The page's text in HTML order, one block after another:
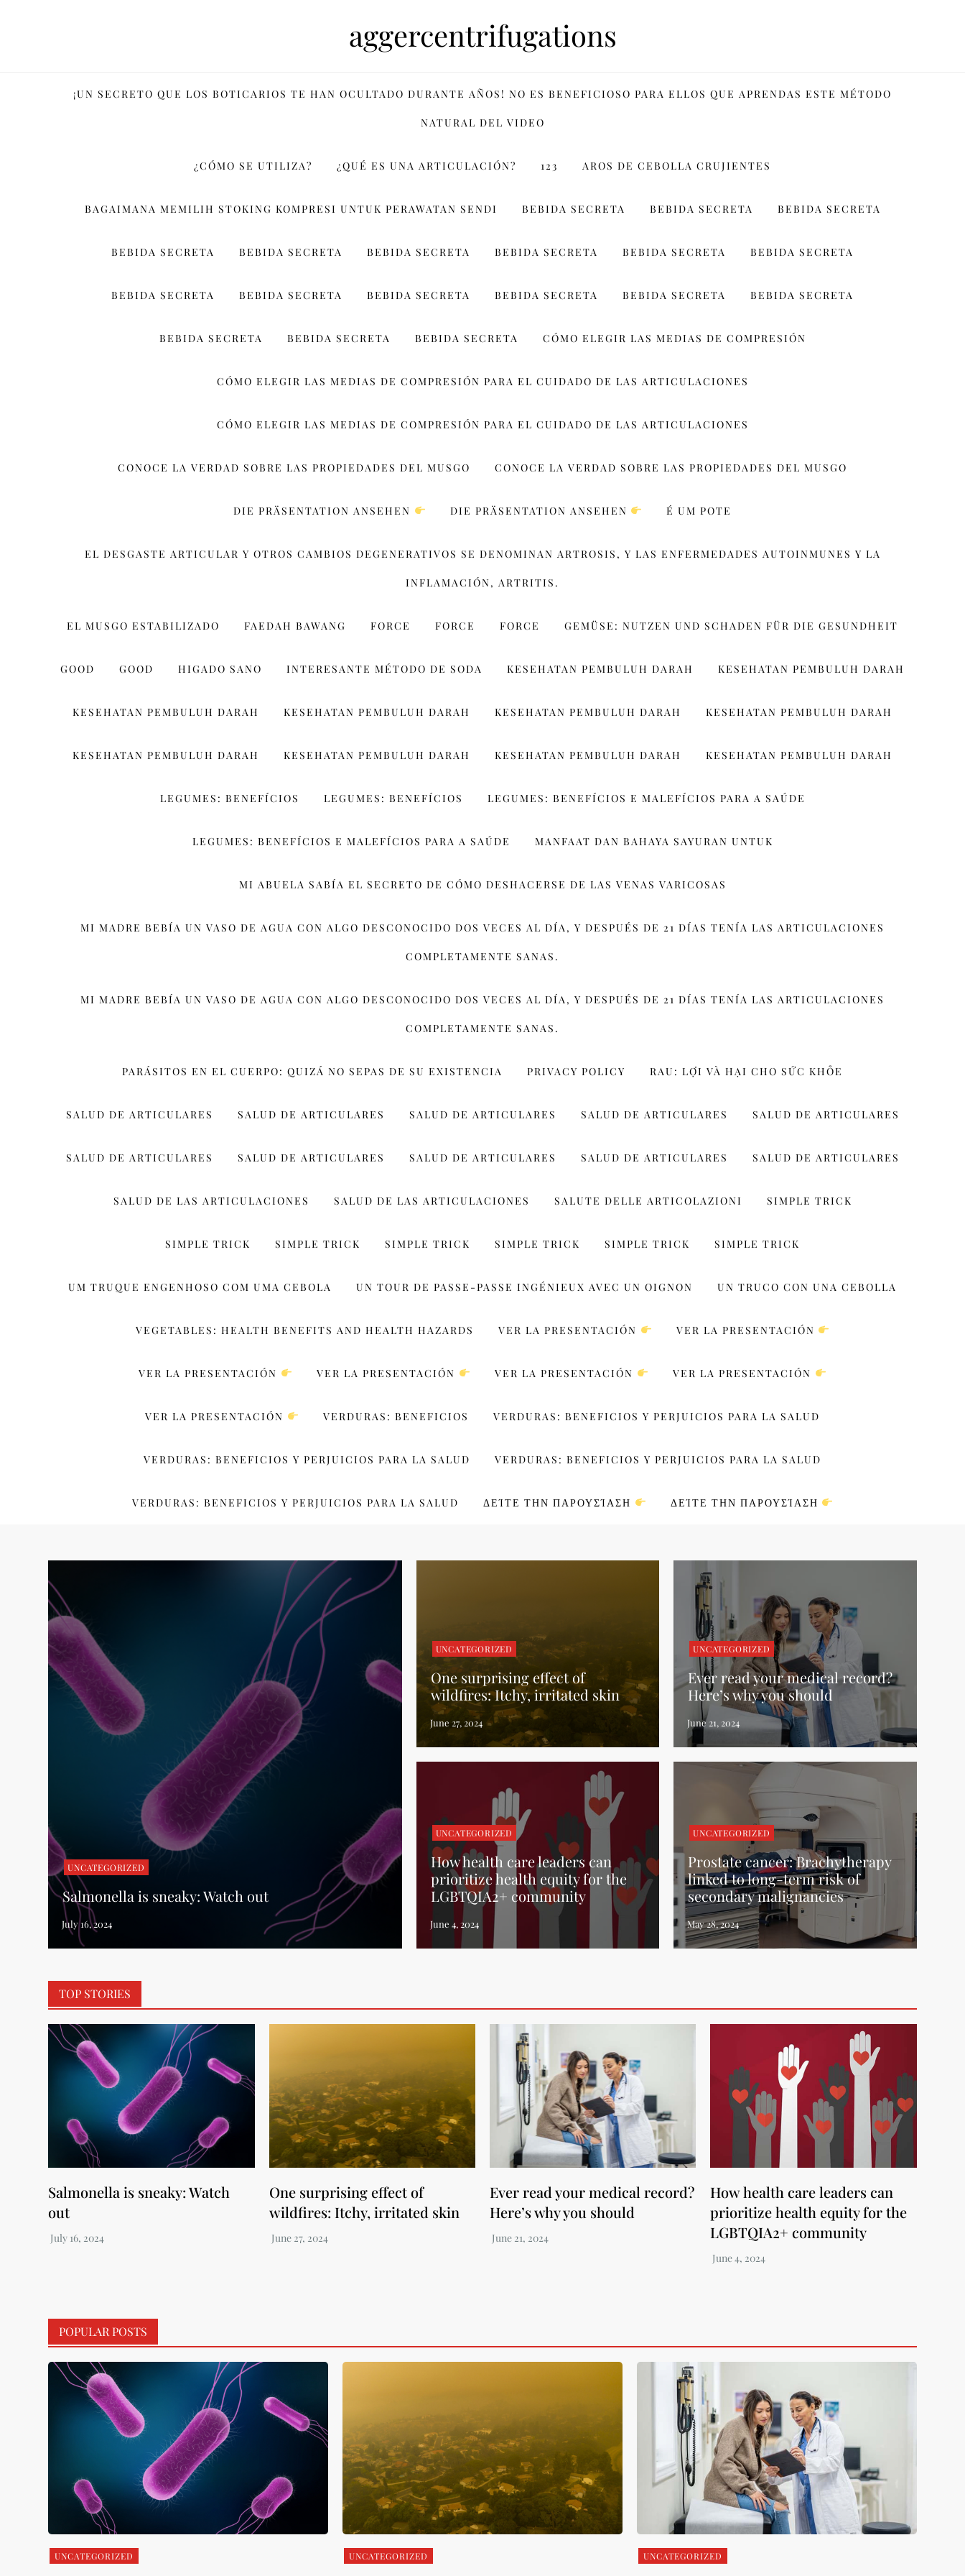
aggercentrifugations
¡UN SECRETO QUE LOS BOTICARIOS TE HAN OCULTADO DURANTE AÑOS! NO ES BENEFICIOSO PARA ELLOS QUE APRENDAS ESTE MÉTODO
NATURAL DEL VIDEO
¿CÓMO SE UTILIZA? ¿QUÉ ES UNA ARTICULACIÓN? 123 AROS DE CEBOLLA CRUJIENTES
BAGAIMANA MEMILIH STOKING KOMPRESI UNTUK PERAWATAN SENDI BEBIDA SECRETA BEBIDA SECRETA BEBIDA SECRETA
BEBIDA SECRETA BEBIDA SECRETA BEBIDA SECRETA BEBIDA SECRETA BEBIDA SECRETA BEBIDA SECRETA
BEBIDA SECRETA BEBIDA SECRETA BEBIDA SECRETA BEBIDA SECRETA BEBIDA SECRETA BEBIDA SECRETA
BEBIDA SECRETA BEBIDA SECRETA BEBIDA SECRETA CÓMO ELEGIR LAS MEDIAS DE COMPRESIÓN
CÓMO ELEGIR LAS MEDIAS DE COMPRESIÓN PARA EL CUIDADO DE LAS ARTICULACIONES
CÓMO ELEGIR LAS MEDIAS DE COMPRESIÓN PARA EL CUIDADO DE LAS ARTICULACIONES
CONOCE LA VERDAD SOBRE LAS PROPIEDADES DEL MUSGO CONOCE LA VERDAD SOBRE LAS PROPIEDADES DEL MUSGO
DIE PRÄSENTATION ANSEHEN DIE PRÄSENTATION ANSEHEN É UM POTE
EL DESGASTE ARTICULAR Y OTROS CAMBIOS DEGENERATIVOS SE DENOMINAN ARTROSIS, Y LAS ENFERMEDADES AUTOINMUNES Y LA
INFLAMACIÓN, ARTRITIS.
EL MUSGO ESTABILIZADO FAEDAH BAWANG FORCE FORCE FORCE GEMÜSE: NUTZEN UND SCHADEN FÜR DIE GESUNDHEIT
GOOD GOOD HIGADO SANO INTERESANTE MÉTODO DE SODA KESEHATAN PEMBULUH DARAH KESEHATAN PEMBULUH DARAH
KESEHATAN PEMBULUH DARAH KESEHATAN PEMBULUH DARAH KESEHATAN PEMBULUH DARAH KESEHATAN PEMBULUH DARAH
KESEHATAN PEMBULUH DARAH KESEHATAN PEMBULUH DARAH KESEHATAN PEMBULUH DARAH KESEHATAN PEMBULUH DARAH
LEGUMES: BENEFÍCIOS LEGUMES: BENEFÍCIOS LEGUMES: BENEFÍCIOS E MALEFÍCIOS PARA A SAÚDE
LEGUMES: BENEFÍCIOS E MALEFÍCIOS PARA A SAÚDE MANFAAT DAN BAHAYA SAYURAN UNTUK
MI ABUELA SABÍA EL SECRETO DE CÓMO DESHACERSE DE LAS VENAS VARICOSAS
MI MADRE BEBÍA UN VASO DE AGUA CON ALGO DESCONOCIDO DOS VECES AL DÍA, Y DESPUÉS DE 21 DÍAS TENÍA LAS ARTICULACIONES
COMPLETAMENTE SANAS.
MI MADRE BEBÍA UN VASO DE AGUA CON ALGO DESCONOCIDO DOS VECES AL DÍA, Y DESPUÉS DE 21 DÍAS TENÍA LAS ARTICULACIONES
COMPLETAMENTE SANAS.
PARÁSITOS EN EL CUERPO: QUIZÁ NO SEPAS DE SU EXISTENCIA PRIVACY POLICY RAU: LỢI VÀ HẠI CHO SỨC KHỎE
SALUD DE ARTICULARES SALUD DE ARTICULARES SALUD DE ARTICULARES SALUD DE ARTICULARES SALUD DE ARTICULARES
SALUD DE ARTICULARES SALUD DE ARTICULARES SALUD DE ARTICULARES SALUD DE ARTICULARES SALUD DE ARTICULARES
SALUD DE LAS ARTICULACIONES SALUD DE LAS ARTICULACIONES SALUTE DELLE ARTICOLAZIONI SIMPLE TRICK
SIMPLE TRICK SIMPLE TRICK SIMPLE TRICK SIMPLE TRICK SIMPLE TRICK SIMPLE TRICK
UM TRUQUE ENGENHOSO COM UMA CEBOLA UN TOUR DE PASSE-PASSE INGÉNIEUX AVEC UN OIGNON UN TRUCO CON UNA CEBOLLA
VEGETABLES: HEALTH BENEFITS AND HEALTH HAZARDS VER LA PRESENTACIÓN VER LA PRESENTACIÓN
VER LA PRESENTACIÓN VER LA PRESENTACIÓN VER LA PRESENTACIÓN VER LA PRESENTACIÓN
VER LA PRESENTACIÓN VERDURAS: BENEFICIOS VERDURAS: BENEFICIOS Y PERJUICIOS PARA LA SALUD
VERDURAS: BENEFICIOS Y PERJUICIOS PARA LA SALUD VERDURAS: BENEFICIOS Y PERJUICIOS PARA LA SALUD
VERDURAS: BENEFICIOS Y PERJUICIOS PARA LA SALUD ΔΕΊΤΕ ΤΗΝ ΠΑΡΟΥΣΊΑΣΗ ΔΕΊΤΕ ΤΗΝ ΠΑΡΟΥΣΊΑΣΗ
UNCATEGORIZED
Salmonella is sneaky: Watch out
UNCATEGORIZED
One surprising effect of
wildfires: Itchy, irritated skin
UNCATEGORIZED
Ever read your medical record?
Here’s why you should
UNCATEGORIZED
How health care leaders can
prioritize health equity for the
LGBTQIA2+ community
UNCATEGORIZED
Prostate cancer: Brachytherapy
linked to long-term risk of
secondary malignancies
TOP STORIES
Salmonella is sneaky: Watch
out
One surprising effect of
wildfires: Itchy, irritated skin
Ever read your medical record?
Here’s why you should
How health care leaders can
prioritize health equity for the
LGBTQIA2+ community
POPULAR POSTS
UNCATEGORIZED UNCATEGORIZED UNCATEGORIZED